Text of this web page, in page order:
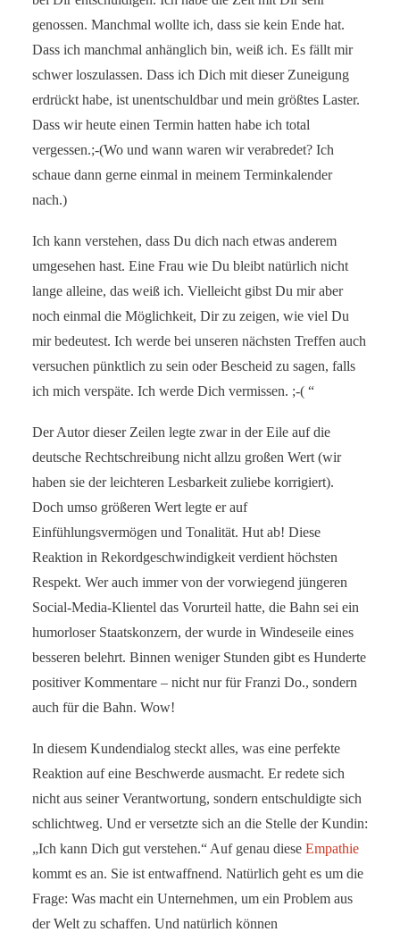
genossen. Manchmal wollte ich, dass sie kein Ende hat.
Dass ich manchmal anhänglich bin, weiß ich. Es fällt mir
schwer loszulassen. Dass ich Dich mit dieser Zuneigung
erdrückt habe, ist unentschuldbar und mein größtes Laster.
Dass wir heute einen Termin hatten habe ich total
vergessen.;-(Wo und wann waren wir verabredet? Ich
schaue dann gerne einmal in meinem Terminkalender
nach.)
Ich kann verstehen, dass Du dich nach etwas anderem
umgesehen hast. Eine Frau wie Du bleibt natürlich nicht
lange alleine, das weiß ich. Vielleicht gibst Du mir aber
noch einmal die Möglichkeit, Dir zu zeigen, wie viel Du
mir bedeutest. Ich werde bei unseren nächsten Treffen auch
versuchen pünktlich zu sein oder Bescheid zu sagen, falls
ich mich verspäte. Ich werde Dich vermissen. ;-( “
Der Autor dieser Zeilen legte zwar in der Eile auf die
deutsche Rechtschreibung nicht allzu großen Wert (wir
haben sie der leichteren Lesbarkeit zuliebe korrigiert).
Doch umso größeren Wert legte er auf
Einfühlungsvermögen und Tonalität. Hut ab! Diese
Reaktion in Rekordgeschwindigkeit verdient höchsten
Respekt. Wer auch immer von der vorwiegend jüngeren
Social-Media-Klientel das Vorurteil hatte, die Bahn sei ein
humorloser Staatskonzern, der wurde in Windeseile eines
besseren belehrt. Binnen weniger Stunden gibt es Hunderte
positiver Kommentare – nicht nur für Franzi Do., sondern
auch für die Bahn. Wow!
In diesem Kundendialog steckt alles, was eine perfekte
Reaktion auf eine Beschwerde ausmacht. Er redete sich
nicht aus seiner Verantwortung, sondern entschuldigte sich
schlichtweg. Und er versetzte sich an die Stelle der Kundin:
„Ich kann Dich gut verstehen.“ Auf genau diese Empathie
kommt es an. Sie ist entwaffnend. Natürlich geht es um die
Frage: Was macht ein Unternehmen, um ein Problem aus
der Welt zu schaffen. Und natürlich können